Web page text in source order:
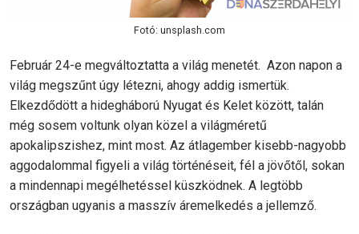
Fotó: unsplash.com
Február 24-e megváltoztatta a világ menetét. Azon napon a
világ megszűnt úgy létezni, ahogy addig ismertük.
Elkezdődött a hidegháború Nyugat és Kelet között, talán
még sosem voltunk olyan közel a világméretű
apokalipszishez, mint most. Az átlagember kisebb-nagyobb
aggodalommal figyeli a világ történéseit, fél a jövőtől, sokan
a mindennapi megélhetéssel küszködnek. A legtöbb
országban ugyanis a masszív áremelkedés a jellemző.